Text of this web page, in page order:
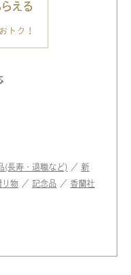
(長寿・退職など) ／ 新
り物 ／ 記念品 ／ 香蘭社